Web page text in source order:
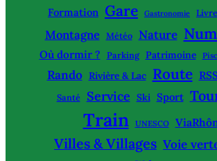
Formation Gare Gastronomie Livre
Montagne Météo Nature
Où dormir ? Parking Patrimoine
Rando Rivière & Lac Route
Santé Service Ski Sport
Train UNESCO
Villes & Villages Voie